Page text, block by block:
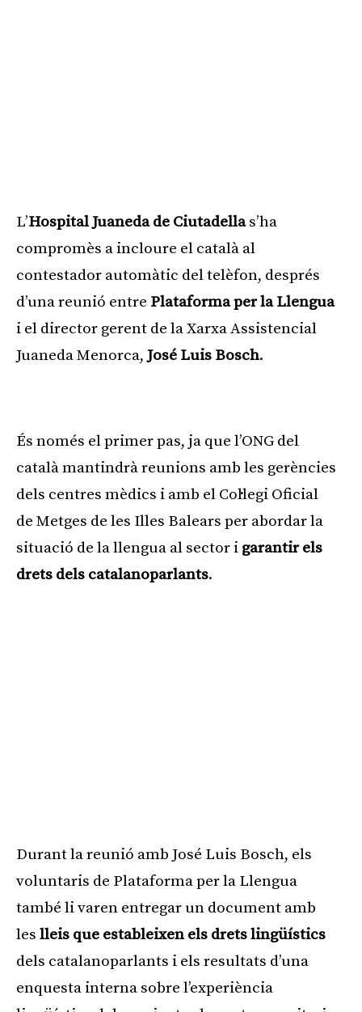
L’Hospital Juaneda de Ciutadellas’ha
compromès a incloure el català al
contestador automàtic del telèfon, després
d’una reunió entre Plataforma per la Llengua
i el director gerent de la Xarxa Assistencial
Juaneda Menorca,José Luis Bosch.
És només el primer pas, ja que l’ONG del
català mantindrà reunions amb les gerències
dels centres mèdics i amb el Col·legi Oficial
de Metges de les Illes Balears per abordar la
situació de la llengua al sector i garantir els
drets dels catalanoparlants.
Durant la reunió amb José Luis Bosch, els
voluntaris de Plataforma per la Llengua
també li varen entregar un document amb
les lleis que estableixen els drets lingüístics
dels catalanoparlants i els resultats d’una
enquesta interna sobre l’experiència